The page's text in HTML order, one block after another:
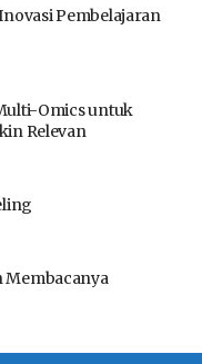
Pembelajaran
Omics untuk
Relevan
Membacanya